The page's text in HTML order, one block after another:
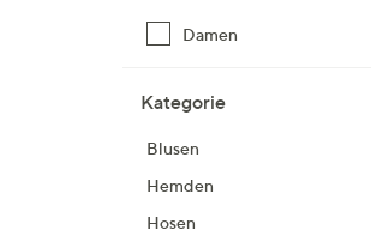
Damen
Kategorie
Blusen
Hemden
Hosen